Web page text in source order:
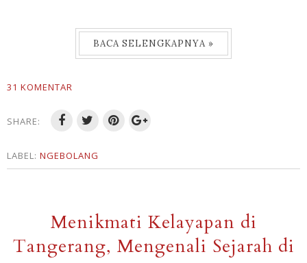
BACA SELENGKAPNYA »
31 KOMENTAR
SHARE:
LABEL: NGEBOLANG
Menikmati Kelayapan di
Tangerang, Mengenali Sejarah di